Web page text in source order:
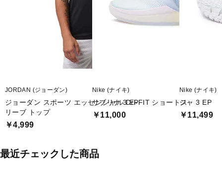
JORDAN (ジョーダン)
ジョーダン スポーツ エッセンシャル Dri-FIT ショートス
リーブ トップ
￥4,999
Nike (ナイキ)
サブリナ 3 EP
￥11,000
Nike (ナイキ)
ジャ 3 EP
￥11,499
最近チェックした商品